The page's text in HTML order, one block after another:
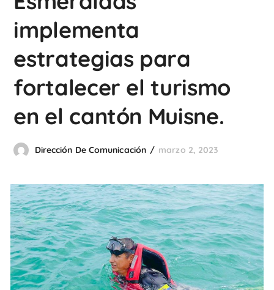
implementa
estrategias para
fortalecer el turismo
en el cantón Muisne.
Dirección De Comunicación marzo 2, 2023